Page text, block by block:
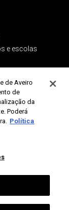
e escolas
de Aveiro
de
da
Poderá
Política